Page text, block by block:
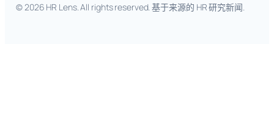
© 2026 HR Lens. All rights reserved. 基于来源的 HR 研究新闻.